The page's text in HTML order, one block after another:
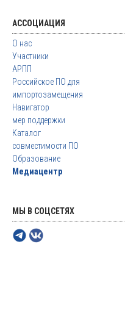
АССОЦИАЦИЯ
О нас
Участники
АРПП
Российское ПО для
импортозамещения
Навигатор
мер поддержки
Каталог
совместимости ПО
Образование
Медиацентр
МЫ В СОЦСЕТЯХ